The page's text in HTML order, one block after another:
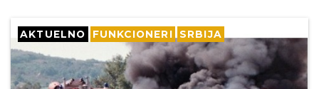
AKTUELNO FUNKCIONERI SRBIJA